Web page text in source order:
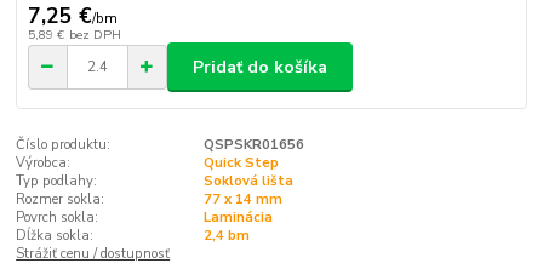
7,25 €/bm
5,89 € bez DPH
Pridať do košíka
Číslo produktu:
QSPSKR01656
Výrobca:
Quick Step
Typ podlahy:
Soklová lišta
Rozmer sokla:
77 x 14 mm
Povrch sokla:
Laminácia
Dĺžka sokla:
2,4 bm
Strážiť cenu / dostupnosť